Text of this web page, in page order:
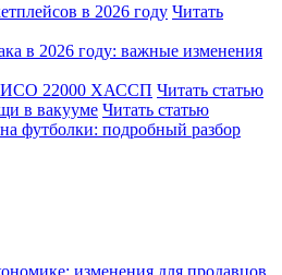
в 2026 году Читать
в 2026 году: важные изменения
ИСО 22000 ХАССП Читать статью
в вакууме Читать статью
футболки: подробный разбор
изменения для продавцов